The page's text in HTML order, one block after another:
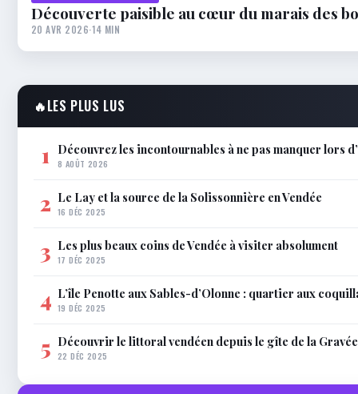
Découverte paisible au cœur du marais des
20 AVR 2026·14 MIN
🔥LES PLUS LUS
1 Découvrez les incontournables à ne pas manquer lors
8 AOÛT 2026
2 Le Lay et la source de la Solissonnière en Vendée
16 DÉC 2025
3 Les plus beaux coins de Vendée à visiter absolument
17 DÉC 2025
4 L’île Penotte aux Sables-d’Olonne : quartier aux
19 DÉC 2025
5 Découvrir le littoral vendéen depuis le gîte de la Gravée
22 DÉC 2025